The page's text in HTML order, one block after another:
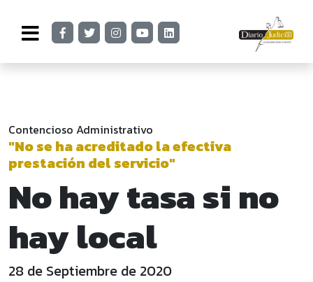
Contencioso Administrativo
"No se ha acreditado la efectiva
prestación del servicio"
No hay tasa si no
hay local
28 de Septiembre de 2020